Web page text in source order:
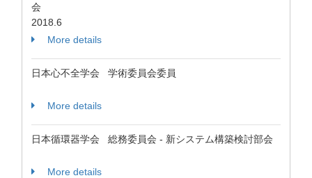
会
2018.6
More details
日本心不全学会 学術委員会委員
More details
日本循環器学会 総務委員会 - 新システム構築検討部会
More details